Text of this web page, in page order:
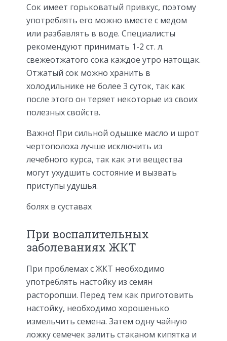
Сок имеет горьковатый привкус, поэтому
употреблять его можно вместе с медом
или разбавлять в воде. Специалисты
рекомендуют принимать 1-2 ст. л.
свежеотжатого сока каждое утро натощак.
Отжатый сок можно хранить в
холодильнике не более 3 суток, так как
после этого он теряет некоторые из своих
полезных свойств.
Важно! При сильной одышке масло и шрот
чертополоха лучше исключить из
лечебного курса, так как эти вещества
могут ухудшить состояние и вызвать
приступы удушья.
болях в суставах
При воспалительных
заболеваниях ЖКТ
При проблемах с ЖКТ необходимо
употреблять настойку из семян
расторопши. Перед тем как приготовить
настойку, необходимо хорошенько
измельчить семена. Затем одну чайную
ложку семечек залить стаканом кипятка и